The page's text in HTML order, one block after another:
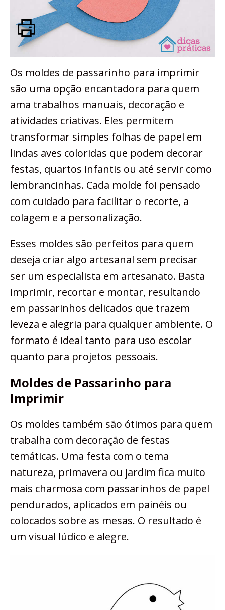
Os moldes de passarinho para imprimir
são uma opção encantadora para quem
ama trabalhos manuais, decoração e
atividades criativas. Eles permitem
transformar simples folhas de papel em
lindas aves coloridas que podem decorar
festas, quartos infantis ou até servir como
lembrancinhas. Cada molde foi pensado
com cuidado para facilitar o recorte, a
colagem e a personalização.
Esses moldes são perfeitos para quem
deseja criar algo artesanal sem precisar
ser um especialista em artesanato. Basta
imprimir, recortar e montar, resultando
em passarinhos delicados que trazem
leveza e alegria para qualquer ambiente. O
formato é ideal tanto para uso escolar
quanto para projetos pessoais.
Moldes de Passarinho para
Imprimir
Os moldes também são ótimos para quem
trabalha com decoração de festas
temáticas. Uma festa com o tema
natureza, primavera ou jardim fica muito
mais charmosa com passarinhos de papel
pendurados, aplicados em painéis ou
colocados sobre as mesas. O resultado é
um visual lúdico e alegre.